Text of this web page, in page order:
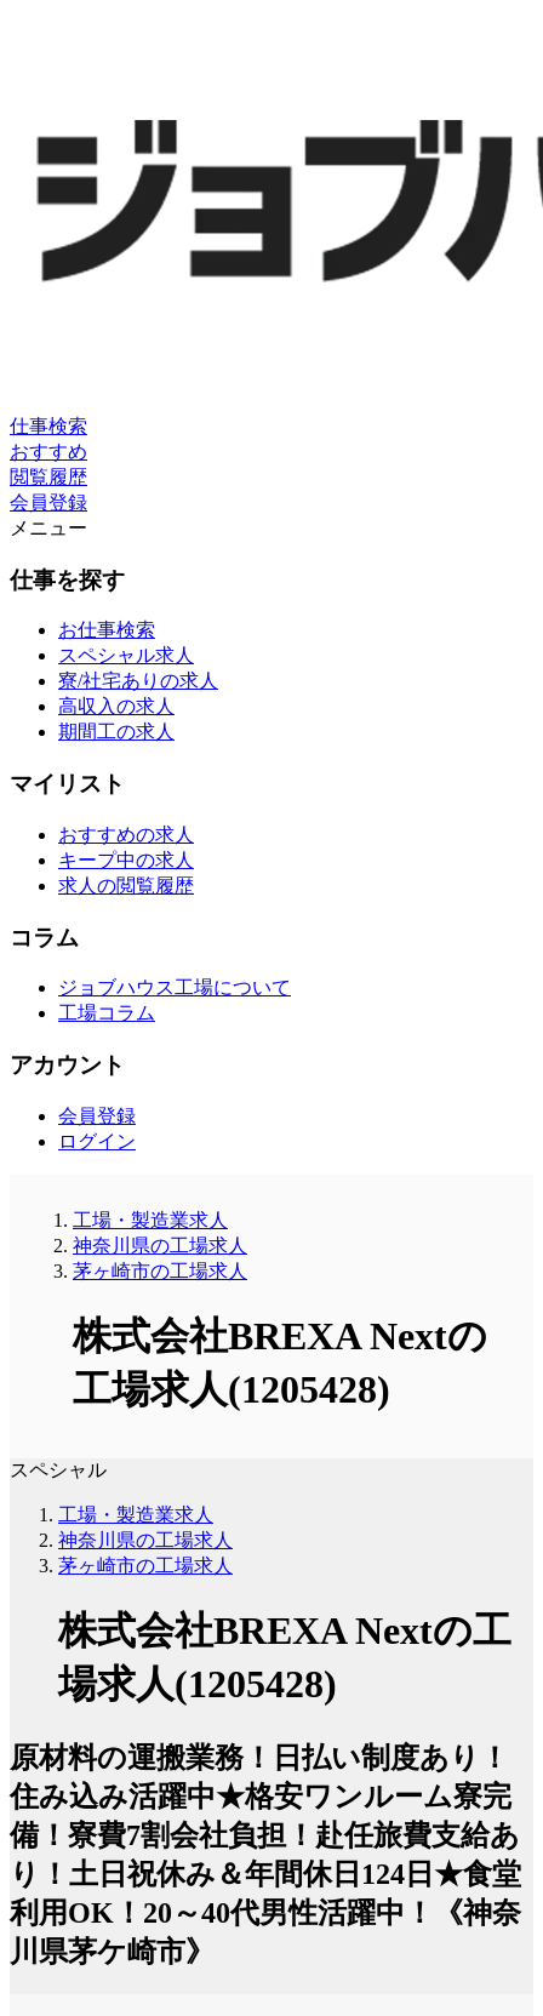
仕事検索
おすすめ
閲覧履歴
会員登録
メニュー
仕事を探す
お仕事検索
スペシャル求人
寮/社宅ありの求人
高収入の求人
期間工の求人
マイリスト
おすすめの求人
キープ中の求人
求人の閲覧履歴
コラム
ジョブハウス工場について
工場コラム
アカウント
会員登録
ログイン
工場・製造業求人
神奈川県の工場求人
茅ヶ崎市の工場求人
株式会社BREXA Nextの
工場求人(1205428)
スペシャル
工場・製造業求人
神奈川県の工場求人
茅ヶ崎市の工場求人
株式会社BREXA Nextの工
場求人(1205428)
原材料の運搬業務！日払い制度あり！
住み込み活躍中★格安ワンルーム寮完
備！寮費7割会社負担！赴任旅費支給あ
り！土日祝休み＆年間休日124日★食堂
利用OK！20～40代男性活躍中！《神奈
川県茅ケ崎市》